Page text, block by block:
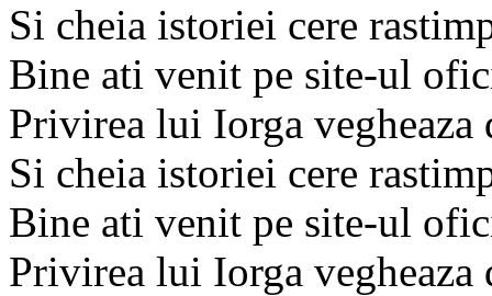
Si cheia istoriei cere
Bine ati venit pe site-ul
Privirea lui Iorga
Si cheia istoriei cere
Bine ati venit pe site-ul
Privirea lui Iorga